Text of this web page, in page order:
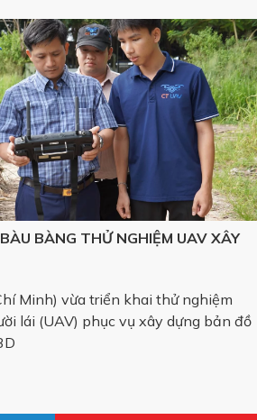
BÀNG THỬ NGHIỆM UAV XÂY
Minh) vừa triển khai thử nghiệm
lái (UAV) phục vụ xây dựng bản đồ